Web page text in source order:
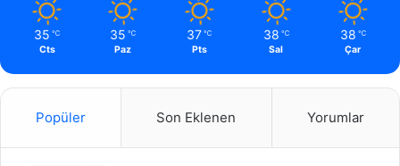
35 ℃
Cts
35 ℃
Paz
37 ℃
Pts
38 ℃
Sal
38 ℃
Çar
Popüler Son Eklenen Yorumlar